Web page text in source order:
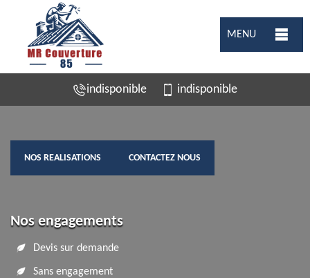
MENU
indisponible indisponible
NOS REALISATIONS CONTACTEZ NOUS
Nos engagements
Devis sur demande
Sans engagement